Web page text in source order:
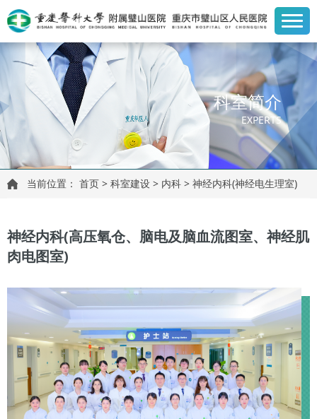
科室简介
EXPERTS
当前位置： 首页 > 科室建设 > 内科 > 神经内科(神经电生理室)
神经内科(高压氧仓、脑电及脑血流图室、神经肌
肉电图室)